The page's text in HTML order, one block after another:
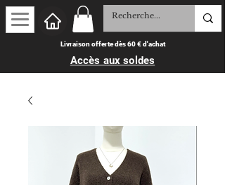
Livraison offerte dès 60 € d'achat
Accès aux soldes